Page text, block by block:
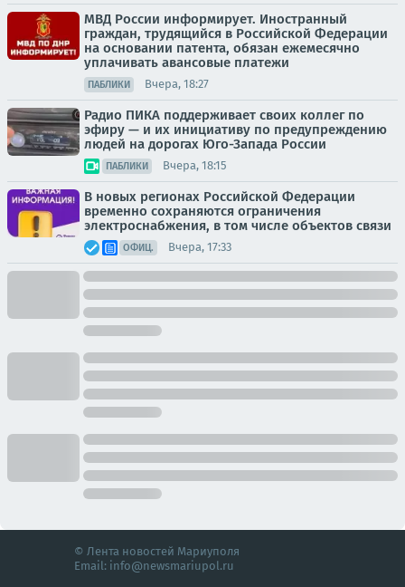
МВД России информирует. Иностранный
граждан, трудящийся в Российской Федерации
на основании патента, обязан ежемесячно
уплачивать авансовые платежи
ПАБЛИКИ Вчера, 18:27
Радио ПИКА поддерживает своих коллег по
эфиру — и их инициативу по предупреждению
людей на дорогах Юго-Запада России
ПАБЛИКИ Вчера, 18:15
В новых регионах Российской Федерации
временно сохраняются ограничения
электроснабжения, в том числе объектов связи
ОФИЦ. Вчера, 17:33
© Лента новостей Мариуполя
Email: info@newsmariupol.ru